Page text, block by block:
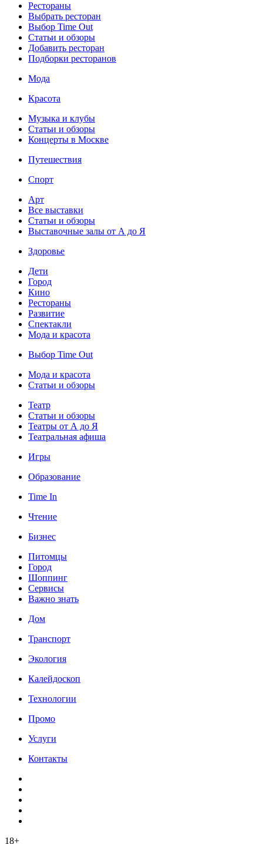
Рестораны
Выбрать ресторан
Выбор Time Out
Статьи и обзоры
Добавить ресторан
Подборки ресторанов
Мода
Красота
Музыка и клубы
Статьи и обзоры
Концерты в Москве
Путешествия
Спорт
Арт
Все выставки
Статьи и обзоры
Выставочные залы от А до Я
Здоровье
Дети
Город
Кино
Рестораны
Развитие
Спектакли
Мода и красота
Выбор Time Out
Мода и красота
Статьи и обзоры
Театр
Статьи и обзоры
Театры от А до Я
Театральная афиша
Игры
Образование
Time In
Чтение
Бизнес
Питомцы
Город
Шоппинг
Сервисы
Важно знать
Дом
Транспорт
Экология
Калейдоскоп
Технологии
Промо
Услуги
Контакты
18+